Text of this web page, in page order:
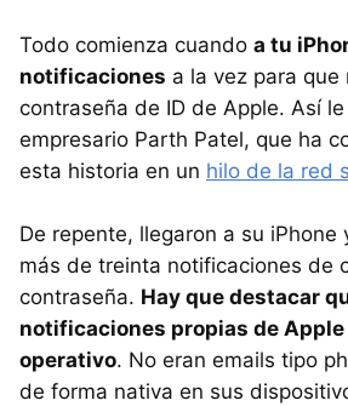
Todo comienza cuando a tu
notificaciones a la vez para
contraseña de ID de Apple. Así
empresario Parth Patel, que ha
esta historia en un hilo de la red
De repente, llegaron a su iPhone
más de treinta notificaciones de
contraseña. Hay que destacar
notificaciones propias de
operativo. No eran emails tipo
de forma nativa en sus